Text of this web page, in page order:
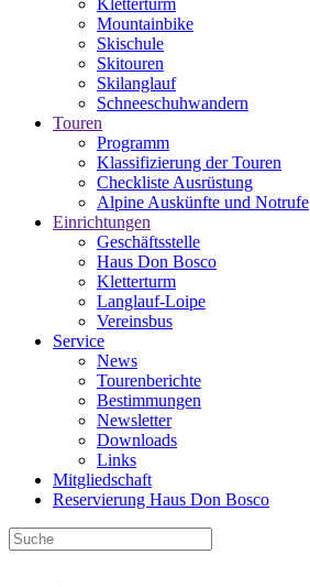
Kletterturm
Mountainbike
Skischule
Skitouren
Skilanglauf
Schneeschuhwandern
Touren
Programm
Klassifizierung der Touren
Checkliste Ausrüstung
Alpine Auskünfte und Notrufe
Einrichtungen
Geschäftsstelle
Haus Don Bosco
Kletterturm
Langlauf-Loipe
Vereinsbus
Service
News
Tourenberichte
Bestimmungen
Newsletter
Downloads
Links
Mitgliedschaft
Reservierung Haus Don Bosco